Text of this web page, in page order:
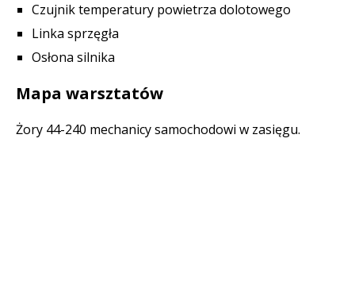
Czujnik temperatury powietrza dolotowego
Linka sprzęgła
Osłona silnika
Mapa warsztatów
Żory 44-240 mechanicy samochodowi w zasięgu.